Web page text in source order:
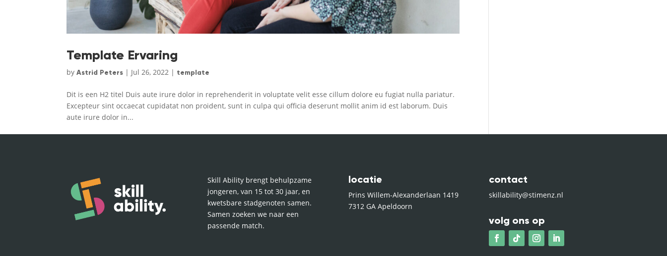
Template Ervaring
byAstrid Peters | Jul 26, 2022 | template
Dit is een H2 titel Duis aute irure dolor in reprehenderit in voluptate velit esse cillum dolore eu fugiat nulla pariatur.
Excepteur sint occaecat cupidatat non proident, sunt in culpa qui officia deserunt mollit anim id est laborum. Duis
aute irure dolor in...
Skill Ability brengt behulpzame
jongeren, van 15 tot 30 jaar, en
kwetsbare stadgenoten samen.
Samen zoeken we naar een
passende match.
locatie
Prins Willem-Alexanderlaan 1419
7312 GA Apeldoorn
contact
skillability@stimenz.nl
volg ons op